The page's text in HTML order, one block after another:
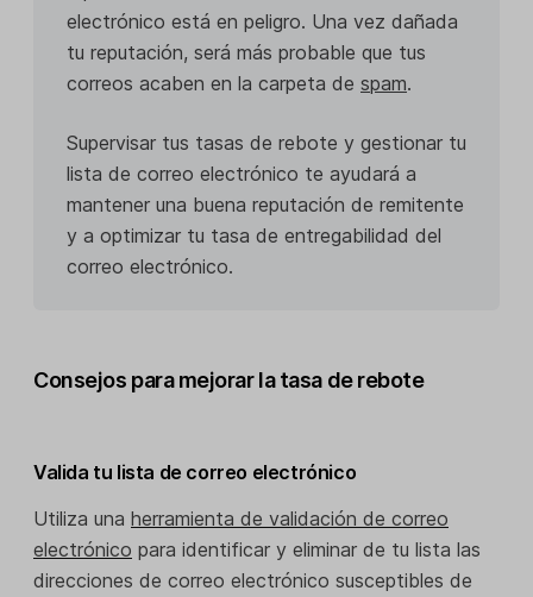
electrónico está en peligro. Una vez dañada
tu reputación, será más probable que tus
correos acaben en la carpeta de spam.
Supervisar tus tasas de rebote y gestionar tu
lista de correo electrónico te ayudará a
mantener una buena reputación de remitente
y a optimizar tu tasa de entregabilidad del
correo electrónico.
Consejos para mejorar la tasa de rebote
Valida tu lista de correo electrónico
Utiliza una herramienta de validación de correo
electrónico para identificar y eliminar de tu lista las
direcciones de correo electrónico susceptibles de